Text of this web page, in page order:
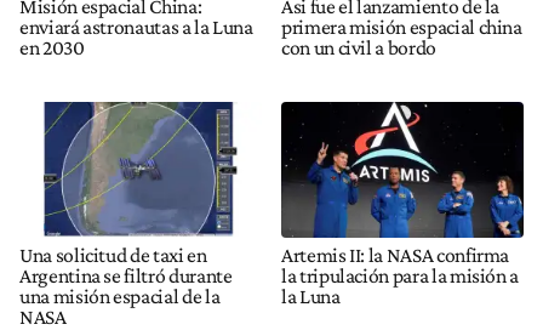
Misión espacial China:
enviará astronautas a la Luna
en 2030
Asi fue el lanzamiento de la
primera misión espacial china
con un civil a bordo
Una solicitud de taxi en
Argentina se filtró durante
una misión espacial de la
NASA
Artemis II: la NASA confirma
la tripulación para la misión a
la Luna